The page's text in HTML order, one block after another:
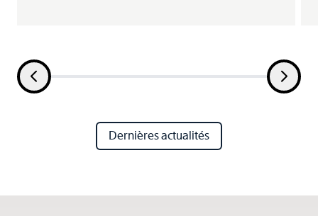
Dernières actualités